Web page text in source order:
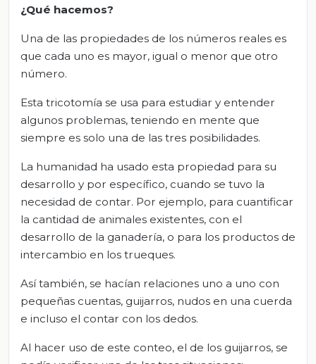
¿Qué hacemos?
Una de las propiedades de los números reales es
que cada uno es mayor, igual o menor que otro
número.
Esta tricotomía se usa para estudiar y entender
algunos problemas, teniendo en mente que
siempre es solo una de las tres posibilidades.
La humanidad ha usado esta propiedad para su
desarrollo y por específico, cuando se tuvo la
necesidad de contar. Por ejemplo, para cuantificar
la cantidad de animales existentes, con el
desarrollo de la ganadería, o para los productos de
intercambio en los trueques.
Así también, se hacían relaciones uno a uno con
pequeñas cuentas, guijarros, nudos en una cuerda
e incluso el contar con los dedos.
Al hacer uso de este conteo, el de los guijarros, se